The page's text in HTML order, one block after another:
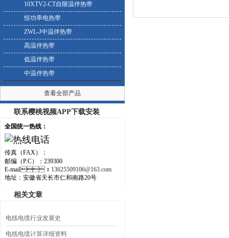
10XTV2-CT自限温伴热带
恒功率电热带
ZWL-J中温伴热带
高温伴热带
低温伴热带
中温伴热带
查看全部产品
联系樱桃视频APP下载安装
全国统一热线：
传真（FAX）：
邮编（P.C）：239300
E-mail： 13625509106@163.com
地址：安徽省天长市仁和南路20号
相关文章
电线电缆行业发展史
电线电缆计算详细资料